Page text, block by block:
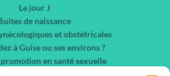
Le jour J
de naissance
et obstétricales
à Guise ou ses environs ?
en santé sexuelle